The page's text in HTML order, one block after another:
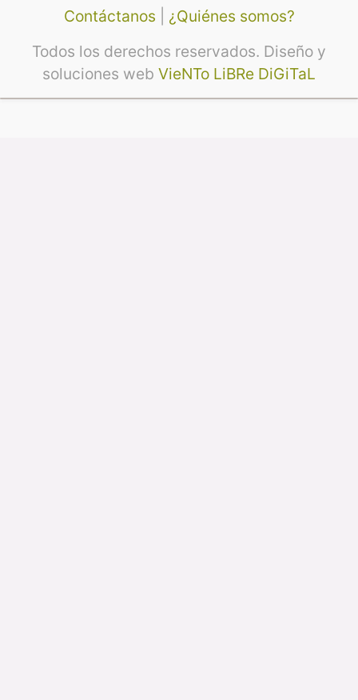
Contáctanos
¿Quiénes somos?
Todos los derechos reservados. Diseño y
soluciones web VieNTo LiBRe DiGiTaL